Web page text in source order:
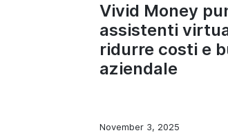
Vivid Money
assistenti
ridurre costi e
aziendale
November 3, 2025